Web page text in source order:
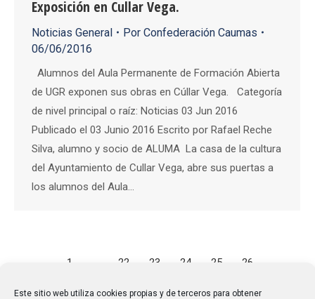
Este sitio web utiliza cookies propias y de terceros para obtener
Exposición en Cullar Vega.
Noticias General Por Confederación Caumas
06/06/2016
Alumnos del Aula Permanente de Formación Abierta
de UGR exponen sus obras en Cúllar Vega. Categoría
de nivel principal o raíz: Noticias 03 Jun 2016
Publicado el 03 Junio 2016 Escrito por Rafael Reche
Silva, alumno y socio de ALUMA La casa de la cultura
del Ayuntamiento de Cullar Vega, abre sus puertas a
los alumnos del Aula…
1 22 23 24 25 26